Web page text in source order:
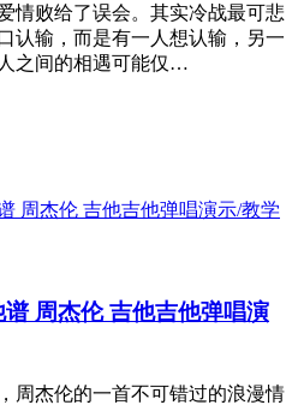
情败给了误会。其实冷战最可悲
认输，而是有一人想认输，另一
之间的相遇可能仅…
周杰伦 吉他吉他弹唱演
周杰伦的一首不可错过的浪漫情